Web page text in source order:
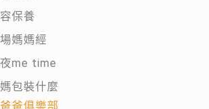
保養
媽媽經
me time
包裝什麼
爸俱樂部